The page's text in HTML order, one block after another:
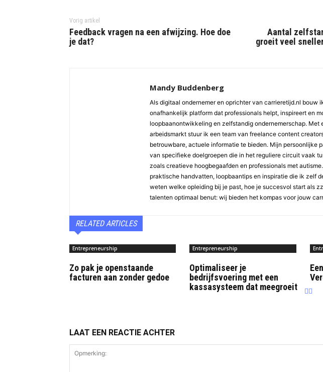
Vorig artikel
Feedback vragen na een afwijzing. Hoe doe
je dat?
Aantal
groeit veel
Mandy Buddenberg
Als digitaal ondernemer en oprichter van carrieretijd.nl bouw
onafhankelijk platform dat professionals helpt, inspireert en
loopbaanontwikkeling en zelfstandig ondernemerschap. Met
arbeidsmarkt stuur ik een team van freelance content
betrouwbare, actuele informatie te bieden. Mijn persoonlijke
van specifieke doelgroepen die in het reguliere circuit vaak
zoals creatieve hoogbegaafden en professionals met
praktische handvatten, loopbaantips en inspiratie die ik zelf
weten welke opleiding bij je past, hoe je succesvol start als
talenten optimaal benut: wij bieden het kompas voor jouw
RELATED ARTICLES
Entrepreneurship
Zo pak je openstaande
facturen aan zonder gedoe
Entrepreneurship
Optimaliseer je
bedrijfsvoering met een
kassasysteem dat meegroeit
LAAT EEN REACTIE ACHTER